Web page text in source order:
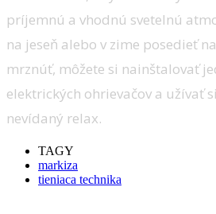
príjemnú a vhodnú svetelnú
na jeseň alebo v zime posedieť
mrznúť, môžete si nainštalovať
elektrických ohrievačov a užívať
nevídaný relax.
TAGY
markiza
tieniaca technika